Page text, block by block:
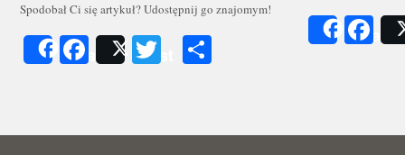
Spodobał Ci się artykuł? Udostępnij go znajomym!
ShareFacebook
Post Twitter Share